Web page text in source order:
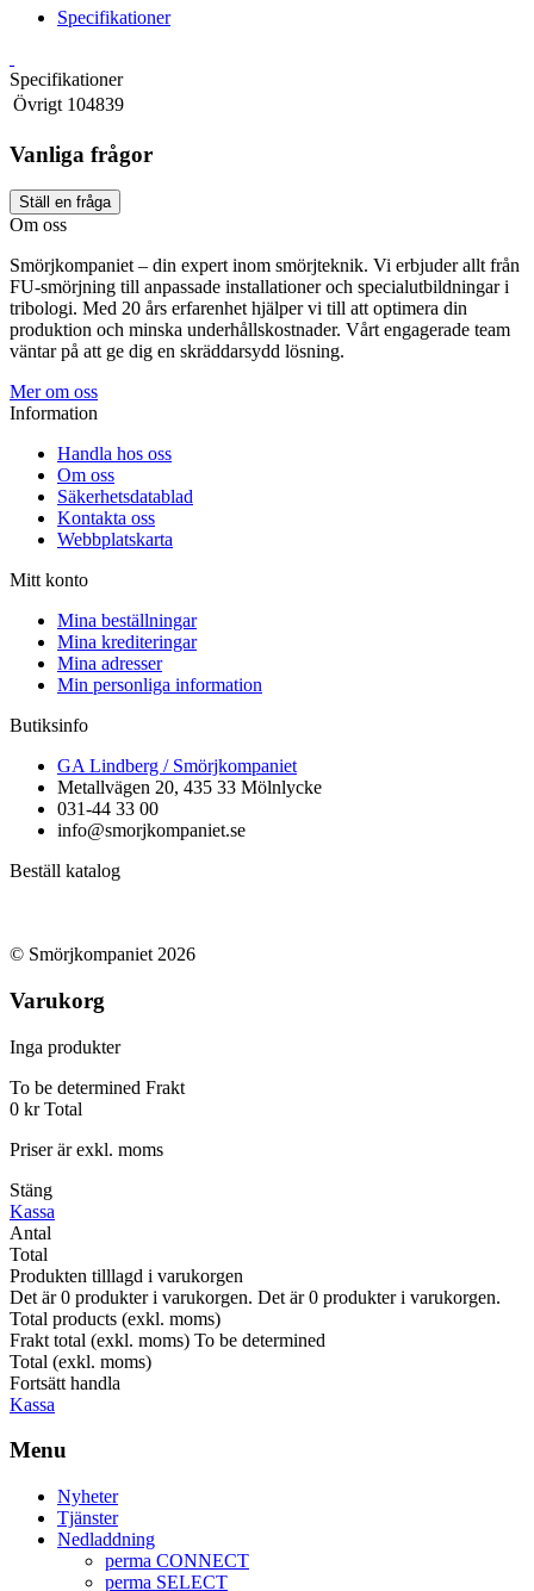
Specifikationer
Specifikationer
Övrigt 104839
Vanliga frågor
Ställ en fråga
Om oss
Smörjkompaniet – din expert inom smörjteknik. Vi erbjuder allt från
FU-smörjning till anpassade installationer och specialutbildningar i
tribologi. Med 20 års erfarenhet hjälper vi till att optimera din
produktion och minska underhållskostnader. Vårt engagerade team
väntar på att ge dig en skräddarsydd lösning.
Mer om oss
Information
Handla hos oss
Om oss
Säkerhetsdatablad
Kontakta oss
Webbplatskarta
Mitt konto
Mina beställningar
Mina krediteringar
Mina adresser
Min personliga information
Butiksinfo
GA Lindberg / Smörjkompaniet
Metallvägen 20, 435 33 Mölnlycke
031-44 33 00
info@smorjkompaniet.se
Beställ katalog
© Smörjkompaniet 2026
Varukorg
Inga produkter
To be determined Frakt
0 kr Total
Priser är exkl. moms
Stäng
Kassa
Antal
Total
Produkten tilllagd i varukorgen
Det är0 produkter i varukorgen. Det är0 produkter i varukorgen.
Total products (exkl. moms)
Frakt total (exkl. moms) To be determined
Total (exkl. moms)
Fortsätt handla
Kassa
Menu
Nyheter
Tjänster
Nedladdning
perma CONNECT
perma SELECT